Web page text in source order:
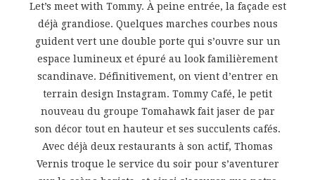
Let’s meet with Tommy. À peine entrée, la façade est
déjà grandiose. Quelques marches courbes nous
guident vert une double porte qui s’ouvre sur un
espace lumineux et épuré au look familièrement
scandinave. Définitivement, on vient d’entrer en
terrain design Instagram. Tommy Café, le petit
nouveau du groupe Tomahawk fait jaser de par
son décor tout en hauteur et ses succulents cafés.
Avec déjà deux restaurants à son actif, Thomas
Vernis troque le service du soir pour s’aventurer